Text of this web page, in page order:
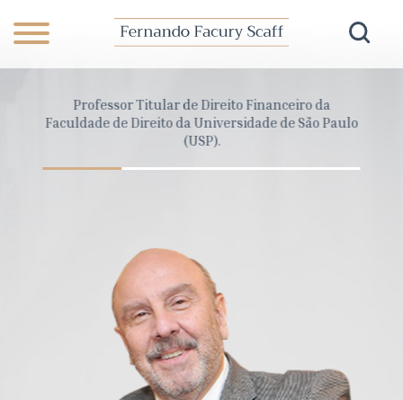
Professor Titular de Direito Financeiro da
Faculdade de Direito da Universidade de São Paulo
(USP).